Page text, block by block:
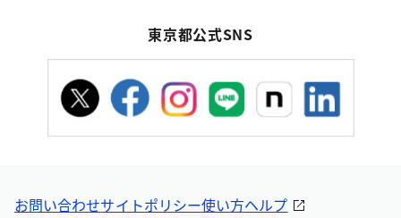
東京都公式SNS
お問い合わせサイトポリシー使い方ヘルプ